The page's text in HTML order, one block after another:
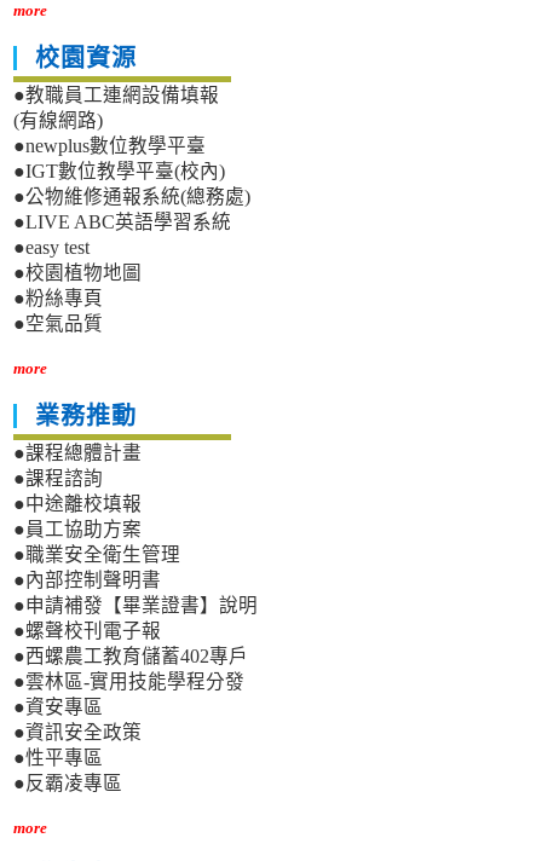
more
校園資源
●教職員工連網設備填報
(有線網路)
●newplus數位教學平臺
●IGT數位教學平臺(校內)
●公物維修通報系統(總務處)
●LIVE ABC英語學習系統
●easy test
●校園植物地圖
●粉絲專頁
●空氣品質
more
業務推動
●課程總體計畫
●課程諮詢
●中途離校填報
●員工協助方案
●職業安全衛生管理
●內部控制聲明書
●申請補發【畢業證書】說明
●螺聲校刊電子報
●西螺農工教育儲蓄402專戶
●雲林區-實用技能學程分發
●資安專區
●資訊安全政策
●性平專區
●反霸凌專區
more